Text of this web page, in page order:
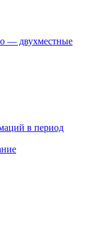
— двухместные
в период